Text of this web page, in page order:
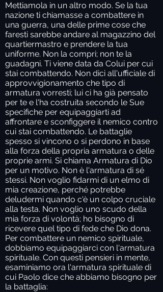
Mettiamola in un altro modo. Se la tua
nazione ti chiamasse a combattere in
una guerra, una delle prime cose che
faresti sarebbe andare al magazzino del
quartiermastro e prendere la tua
uniforme. Non la compri; non te la
guadagni. Ti viene data da Colui per cui
stai combattendo. Non dici all'ufficiale di
approvvigionamento che tipo di
armatura vorresti; lui ci ha già pensato
per te e l'ha costruita secondo le Sue
specifiche per equipaggiarti ad
affrontare e sconfiggere il nemico contro
cui stai combattendo. Le battaglie
spesso si vincono o si perdono in base
alla forza della propria armatura o delle
proprie armi. Si chiama Armatura di Dio
per un motivo. Non è l'armatura di sé
stessi. Non voglio fidarmi di un elmo di
mia creazione, perché potrebbe
deludermi quando c'è un colpo cruciale
alla testa. Non voglio uno scudo della
mia forza di volontà; ho bisogno di
ricevere quel tipo di fede che Dio dona.
Per combattere un nemico spirituale,
dobbiamo equipaggiarci con l'armatura
spirituale. Con questi pensieri in mente,
esaminiamo ora l'armatura spirituale di
cui Paolo dice che abbiamo bisogno per
la battaglia: